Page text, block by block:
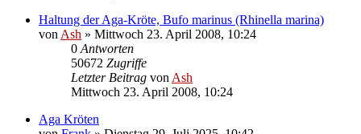
Haltung der Aga-Kröte, Bufo marinus (Rhinella marina)
von Ash » Mittwoch 23. April 2008, 10:24
0 Antworten
50672 Zugriffe
Letzter Beitrag von Ash
Mittwoch 23. April 2008, 10:24
Aga Kröten